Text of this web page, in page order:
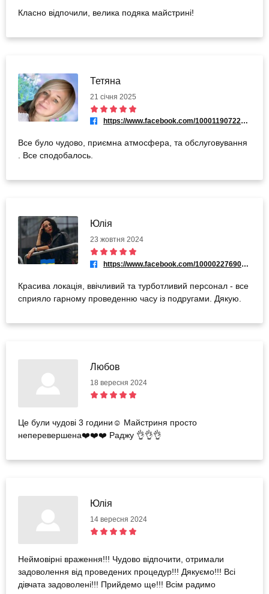
Класно відпочили, велика подяка майстрині!
Тетяна
21 січня 2025
https://www.facebook.com/100011907228874
Все було чудово, приємна атмосфера, та обслуговування
. Все сподобалось.
Юлія
23 жовтня 2024
https://www.facebook.com/100002276907451
Красива локація, ввічливий та турботливий персонал - все
сприяло гарному проведенню часу із подругами. Дякую.
Любов
18 вересня 2024
Це були чудові 3 години☺️ Майстриня просто
неперевершена❤️❤️❤️ Раджу 👌👌👌
Юлія
14 вересня 2024
Неймовірні враження!!! Чудово відпочити, отримали
задоволення від проведених процедур!!! Дякуємо!!! Всі
дівчата задоволені!!! Прийдемо ще!!! Всім радимо